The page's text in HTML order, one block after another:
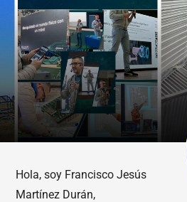
Hola, soy Francisco Jesús
Martínez Durán,